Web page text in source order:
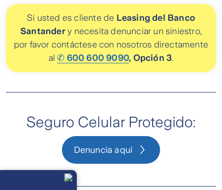
Si usted es cliente de Leasing del Banco
Santandery necesita denunciar un siniestro,
por favor contáctese con nosotros directamente
al✆ 600 600 9090, Opción 3.
Seguro Celular Protegido:
Denuncia aquí